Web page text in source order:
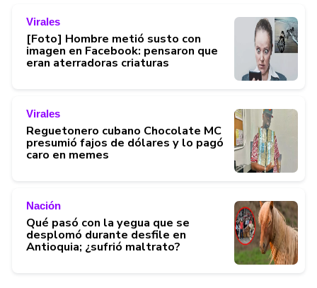
Virales
[Foto] Hombre metió susto con
imagen en Facebook: pensaron que
eran aterradoras criaturas
Virales
Reguetonero cubano Chocolate MC
presumió fajos de dólares y lo pagó
caro en memes
Nación
Qué pasó con la yegua que se
desplomó durante desfile en
Antioquia; ¿sufrió maltrato?